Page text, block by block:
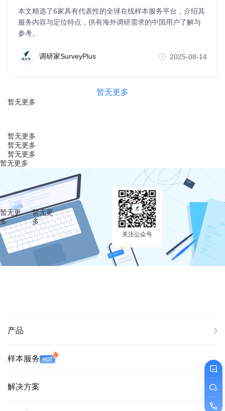
本文精选了6家具有代表性的全球在线样本服务平台，介绍其
服务内容与定位特点，供有海外调研需求的中国用户了解与
参考。
调研家SurveyPlus 2025-08-14
暂无更多
暂无更多
暂无更多
暂无更多
暂无更多
暂无更多
暂无更
多
暂无更
多
关注公众号
产品
样本服务
解决方案